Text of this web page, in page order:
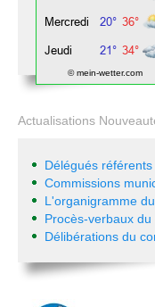
© mein-wetter.com
Actualisations
Délégués référents
Commissions
L'organigramme
Procès-verbaux
Délibérations du